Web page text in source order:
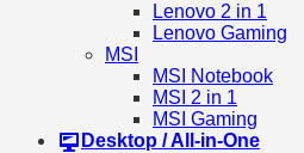
Lenovo 2 in 1
Lenovo Gaming
MSI
MSI Notebook
MSI 2 in 1
MSI Gaming
Desktop / All-in-One